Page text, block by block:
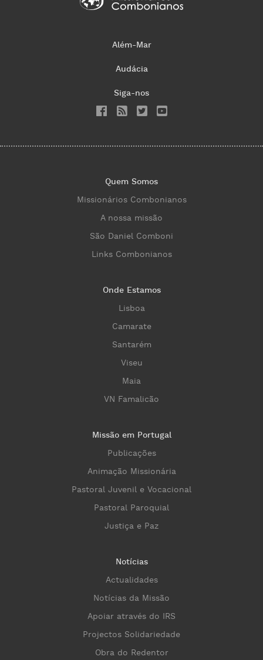
Além-Mar
Audácia
Siga-nos
Quem Somos
Missionários Combonianos
A nossa missão
São Daniel Comboni
Links Combonianos
Onde Estamos
Lisboa
Camarate
Santarém
Viseu
Maia
VN Famalicão
Missão em Portugal
Publicações
Animação Missionária
Pastoral Juvenil e Vocacional
Pastoral Paroquial
Justiça e Paz
Notícias
Actualidades
Notícias da Missão
Apoiar através do IRS
Projectos Solidariedade
Obra do Redentor